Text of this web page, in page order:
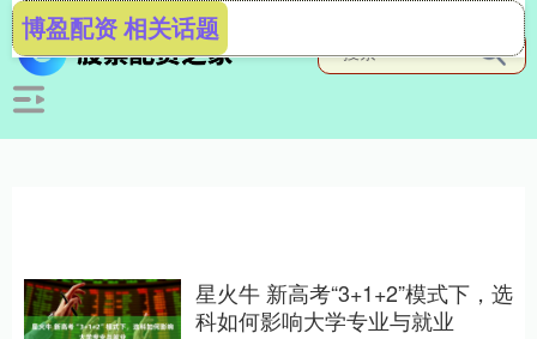
博盈配资 相关话题
星火牛 新高考“3+1+2”模式下，选
科如何影响大学专业与就业